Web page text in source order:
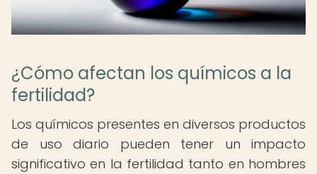
¿Cómo afectan los químicos a la
fertilidad?
Los químicos presentes en diversos productos
de uso diario pueden tener un impacto
significativo en la fertilidad tanto en hombres